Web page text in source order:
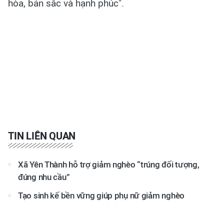
hòa, bản sắc và hạnh phúc".​
TIN LIÊN QUAN
Xã Yên Thành hỗ trợ giảm nghèo “trúng đối tượng,
đúng nhu cầu”
Tạo sinh kế bền vững giúp phụ nữ giảm nghèo